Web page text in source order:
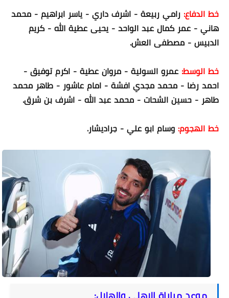
خط الدفاع:رامي ربيعة - اشرف داري - ياسر ابراهيم - محمد
هاني - عمر كمال عبد الواحد - يحيى عطية الله - كريم
الدبيس - مصطفى العش.
خط الوسط:عمرو السولية - مروان عطية - اكرم توفيق -
احمد رضا - محمد مجدي افشة - امام عاشور - طاهر محمد
طاهر - حسين الشحات - محمد عبد الله - اشرف بن شرق.
خط الهجوم:وسام ابو علي - جراديشار.